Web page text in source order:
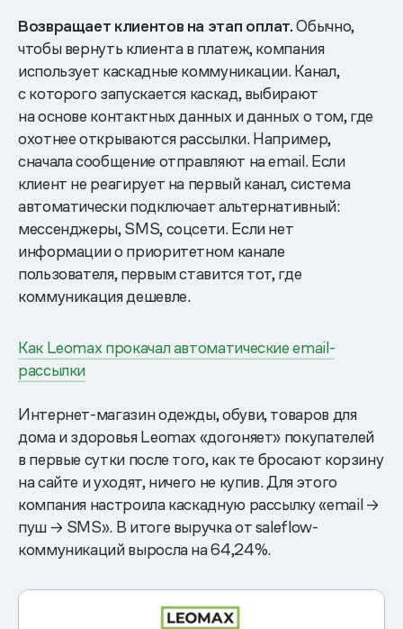
Возвращает клиентов на этап оплат.Обычно,
чтобы вернуть клиента в платеж, компания
использует каскадные коммуникации. Канал,
с которого запускается каскад, выбирают
на основе контактных данных и данных о том, где
охотнее открываются рассылки. Например,
сначала сообщение отправляют на email. Если
клиент не реагирует на первый канал, система
автоматически подключает альтернативный:
мессенджеры, SMS, соцсети. Если нет
информации о приоритетном канале
пользователя, первым ставится тот, где
коммуникация дешевле.
Как Leomax прокачал автоматические email-
рассылки
Интернет-магазин одежды, обуви, товаров для
дома и здоровья Leomax «догоняет» покупателей
в первые сутки после того, как те бросают корзину
на сайте и уходят, ничего не купив. Для этого
компания настроила каскадную рассылку «email →
пуш → SMS». В итоге выручка от saleflow-
коммуникаций выросла на 64,24%.